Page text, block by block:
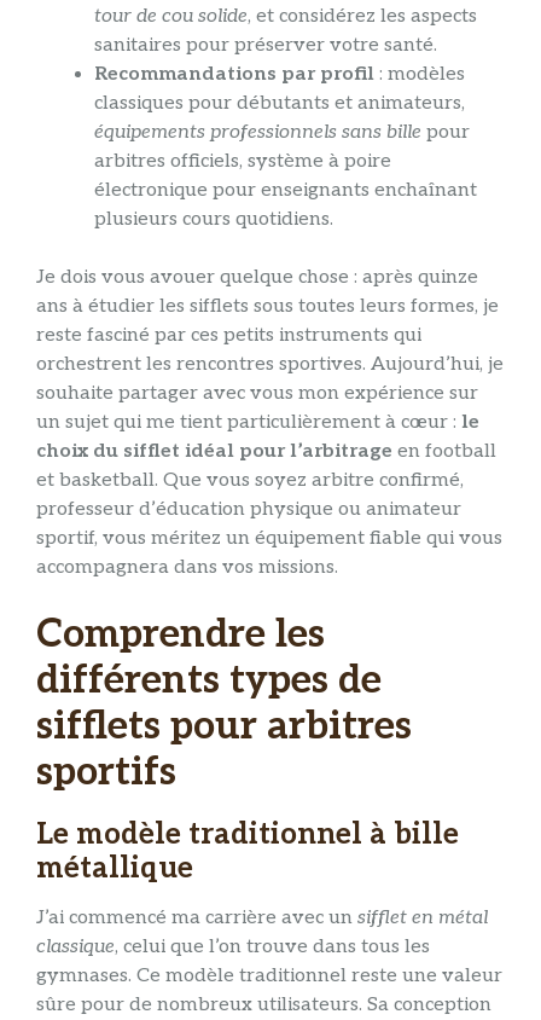
tour de cou solide, et considérez les aspects
sanitaires pour préserver votre santé.
Recommandations par profil : modèles
classiques pour débutants et animateurs,
équipements professionnels sans bille pour
arbitres officiels, système à poire
électronique pour enseignants enchaînant
plusieurs cours quotidiens.
Je dois vous avouer quelque chose : après quinze
ans à étudier les sifflets sous toutes leurs formes, je
reste fasciné par ces petits instruments qui
orchestrent les rencontres sportives. Aujourd’hui, je
souhaite partager avec vous mon expérience sur
un sujet qui me tient particulièrement à cœur : le
choix du sifflet idéal pour l’arbitrage en football
et basketball. Que vous soyez arbitre confirmé,
professeur d’éducation physique ou animateur
sportif, vous méritez un équipement fiable qui vous
accompagnera dans vos missions.
Comprendre les
différents types de
sifflets pour arbitres
sportifs
Le modèle traditionnel à bille
métallique
J’ai commencé ma carrière avec un sifflet en métal
classique, celui que l’on trouve dans tous les
gymnases. Ce modèle traditionnel reste une valeur
sûre pour de nombreux utilisateurs. Sa conception